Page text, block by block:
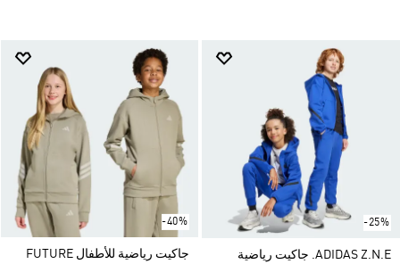
-25%
ADIDAS Z.N.E. جاكيت رياضية
-40%
جاكيت رياضية للأطفال FUTURE